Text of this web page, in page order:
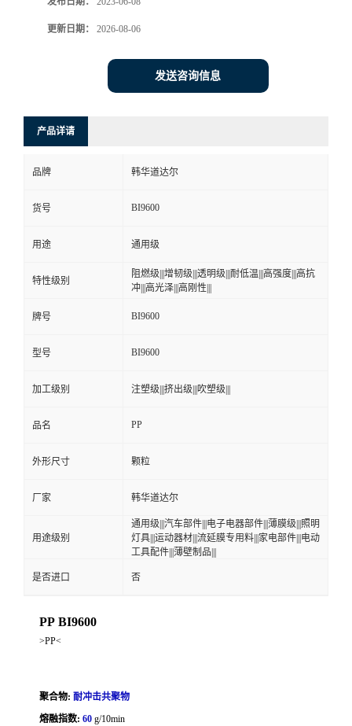
更新日期： 2026-08-06
发送咨询信息
产品详请
品牌 韩华道达尔
货号 BI9600
用途 通用级
特性级别
阻燃级|||增韧级|||透明级|||耐低温|||高强度|||高抗
冲|||高光泽|||高刚性|||
牌号 BI9600
型号 BI9600
加工级别 注塑级|||挤出级|||吹塑级|||
品名 PP
外形尺寸 颗粒
厂家 韩华道达尔
用途级别
通用级|||汽车部件|||电子电器部件|||薄膜级|||照明
灯具|||运动器材|||流延膜专用料|||家电部件|||电动
工具配件|||薄壁制品|||
是否进口 否
PP BI9600
>PP<
聚合物: 耐冲击共聚物
熔融指数: 60 g/10min